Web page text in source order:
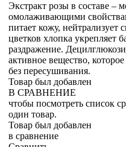
Экстракт розы в составе –
омолаживающими
питает кожу, нейтрализует
цветков хлопка укрепляет
раздражение.
активное вещество,
без пересушивания.
Товар был добавлен
В СРАВНЕНИЕ
чтобы посмотреть список
один товар.
Товар был добавлен
в сравнение